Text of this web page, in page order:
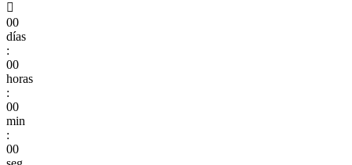

00
días
:
00
horas
:
00
min
:
00